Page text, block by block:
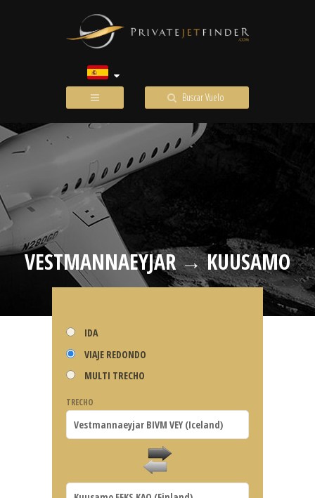
Buscar Vuelo
VESTMANNAEYJAR → KUUSAMO
IDA
VIAJE REDONDO
MULTI TRECHO
TRECHO